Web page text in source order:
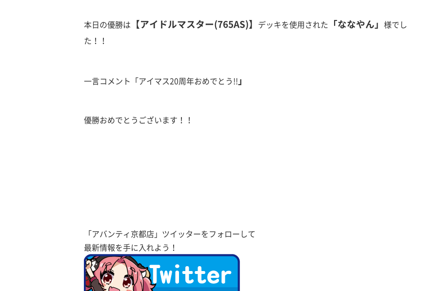
本日の優勝は 【アイドルマスター(765AS)】 デッキを使用された 「ななやん」 様でし
た！！
一言コメント「アイマス20周年おめでとう!! 」
優勝おめでとうございます！！
「アバンティ京都店」ツイッターをフォローして
最新情報を手に入れよう！